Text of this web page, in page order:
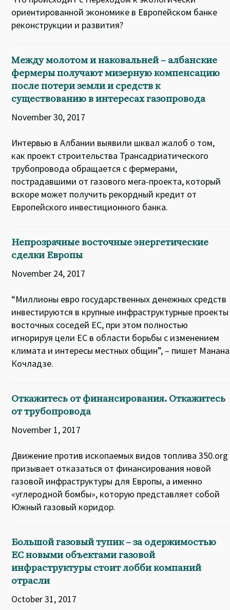
ориентированной экономике в Европейском банке
реконструкции и развития?
Между молотом и наковальней – албанские
фермеры получают мизерную компенсацию
после потери земли и средств к
существованию в интересах газопровода
November 30, 2017
Интервью в Албании выявили шквал жалоб о том,
как проект строительства Трансадриатического
трубопровода обращается с фермерами,
пострадавшими от газового мега-проекта, который
вскоре может получить рекордный кредит от
Европейского инвестиционного банка.
Непрозрачные восточные энергетические
сделки Европы
November 24, 2017
“Миллионы евро государственных денежных средств
инвестируются в крупные инфраструктурные проекты
восточных соседей ЕС, при этом полностью
игнорируя цели ЕС в области борьбы с изменением
климата и интересы местных общин”, – пишет Манана
Кочладзе.
Откажитесь от финансирования. Откажитесь
от трубопровода
November 1, 2017
Движение против ископаемых видов топлива 350.org
призывает отказаться от финансирования новой
газовой инфраструктуры для Европы, а именно
«углеродной бомбы», которую представляет собой
Южный газовый коридор.
Большой газовый тупик – за одержимостью
ЕС новыми объектами газовой
инфраструктуры стоит лобби компаний
отрасли
October 31, 2017